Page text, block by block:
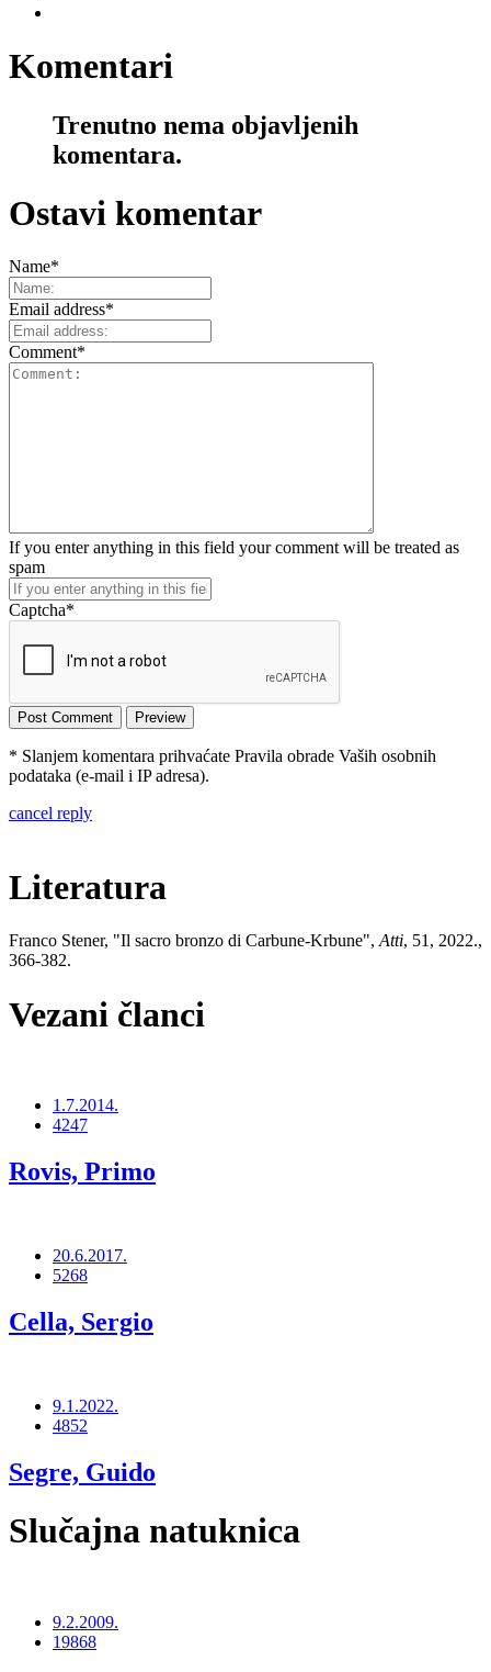
Komentari
Trenutno nema objavljenih
komentara.
Ostavi komentar
Name*
Email address*
Comment*
If you enter anything in this field your comment will be treated as
spam
Captcha*
* Slanjem komentara prihvaćate Pravila obrade Vaših osobnih
podataka (e-mail i IP adresa).
cancel reply
Literatura
Franco Stener, "Il sacro bronzo di Carbune-Krbune", Atti, 51, 2022.,
366-382.
Vezani članci
1.7.2014.
4247
Rovis, Primo
20.6.2017.
5268
Cella, Sergio
9.1.2022.
4852
Segre, Guido
Slučajna natuknica
9.2.2009.
19868